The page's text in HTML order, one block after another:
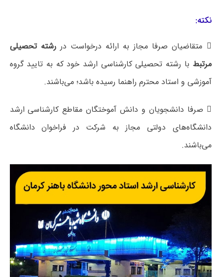
نکته:
 متقاضیان صرفا مجاز به ارائه درخواست در
رشته تحصیلی
مرتبط با رشته تحصیلی کارشناسی ارشد خود که به تایید گروه
آموزشی و استاد محترم راهنما رسیده باشد؛ می‌باشند.
 صرفا دانشجویان و دانش آموختگان مقاطع کارشناسی ارشد
دانشگاه‌های دولتی مجاز به شرکت در فراخوان دانشگاه
می‌باشند.